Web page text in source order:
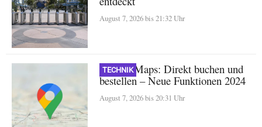
August 7, 2026 bis 21:32 Uhr
TECHNIK
Google Maps: Direkt buchen und
bestellen – Neue Funktionen 2024
August 7, 2026 bis 20:31 Uhr